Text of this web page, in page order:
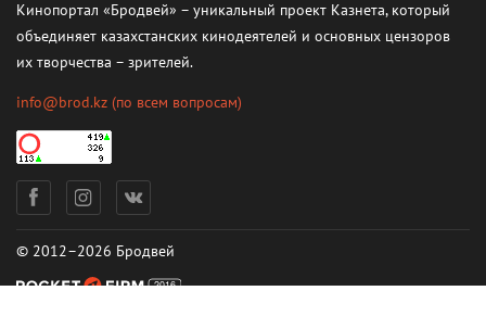
Кинопортал «Бродвей» – уникальный проект Казнета, который
объединяет казахстанских кинодеятелей и основных цензоров
их творчества – зрителей.
info@brod.kz (по всем вопросам)
© 2012–2026 Бродвей